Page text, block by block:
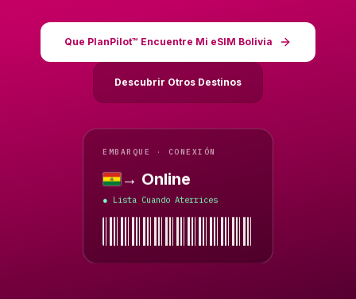
Que PlanPilot™ Encuentre Mi eSIM Bolivia
Descubrir Otros Destinos
EMBARQUE · CONEXIÓN
Bolivia
→ Online
● Lista Cuando Aterrices